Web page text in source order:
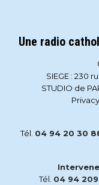
Une radio
SIEGE : 230
STUDIO de
Tél. 04 94 20 30
Tél. 04 94 209